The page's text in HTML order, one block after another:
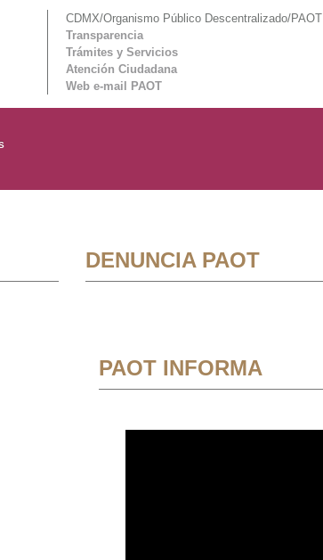
CDMX/Organismo Público Descentralizado/PAOT
Transparencia
Trámites y Servicios
Atención Ciudadana
Web e-mail PAOT
DENUNCIA PAOT
PAOT INFORMA